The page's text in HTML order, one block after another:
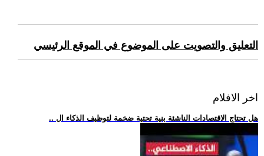
التعليق والتصويت على الموضوع في الموقع الرئيسي
اخر الافلام
.. هل تحتاج الاقتصادات الناشئة بنية تحتية ضخمة لتوظيف الذكاء ال